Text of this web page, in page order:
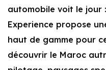
automobile voit le jour
Experience propose
haut de gamme pour
découvrir le Maroc